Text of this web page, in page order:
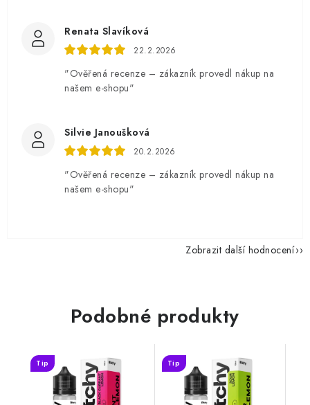
Renata Slavíková
22.2.2026
"Ověřená recenze – zákazník provedl nákup na
našem e-shopu"
Silvie Janoušková
20.2.2026
"Ověřená recenze – zákazník provedl nákup na
našem e-shopu"
Zobrazit další hodnocení
Podobné produkty
Tip Tip